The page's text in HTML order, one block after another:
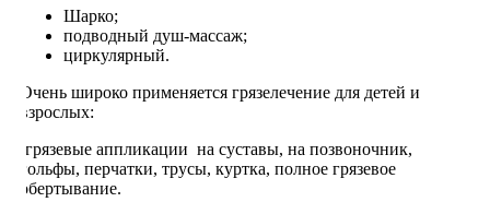
Шарко;
подводный душ-массаж;
циркулярный.
Очень широко применяется грязелечение для детей и
взрослых:
·грязевые аппликации на суставы, на позвоночник,
гольфы, перчатки, трусы, куртка, полное грязевое
обертывание.